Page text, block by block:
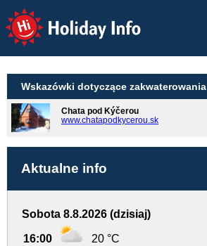
Holiday Info
Wskazówki dotyczące zakwaterowania
Chata pod Kýčerou
www.chatapodkycerou.sk
Aktualne info
Sobota 8.8.2026 (dzisiaj)
16:00 20 °C